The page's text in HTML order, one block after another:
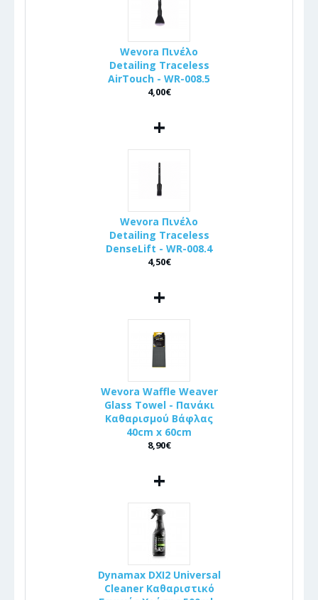
Wevora Πινέλo
Detailing Traceless
AirTouch - WR-008.5
4,00€
+
Wevora Πινέλo
Detailing Traceless
DenseLift - WR-008.4
4,50€
+
Wevora Waffle Weaver
Glass Towel - Πανάκι
Καθαρισμού Βάφλας
40cm x 60cm
8,90€
+
Dynamax DXI2 Universal
Cleaner Καθαριστικό